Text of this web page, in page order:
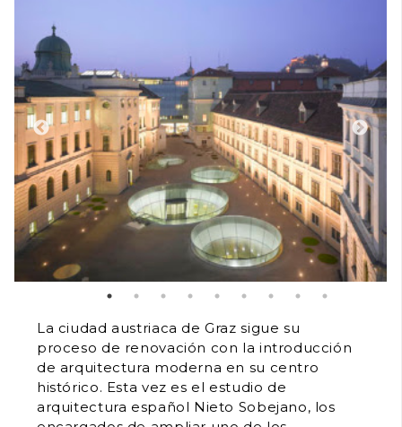
La ciudad austriaca de Graz sigue su
proceso de renovación con la introducción
de arquitectura moderna en su centro
histórico. Esta vez es el estudio de
arquitectura español Nieto Sobejano, los